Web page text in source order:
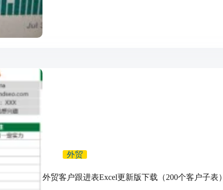
外贸
外贸客户跟进表Excel更新版下载（200个客户子表）